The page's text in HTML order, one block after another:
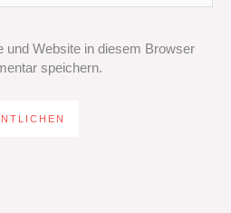
und Website in diesem Browser
speichern.